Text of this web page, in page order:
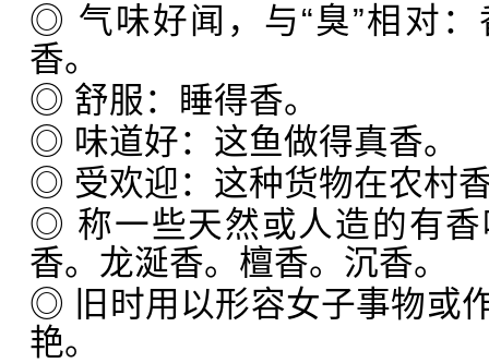
◎ 气味好闻，与“臭”相对
香。
◎ 舒服：睡得香。
◎ 味道好：这鱼做得真香。
◎ 受欢迎：这种货物在农村
◎ 称一些天然或人造的有
香。龙涎香。檀香。沉香。
◎ 旧时用以形容女子事物或
艳。